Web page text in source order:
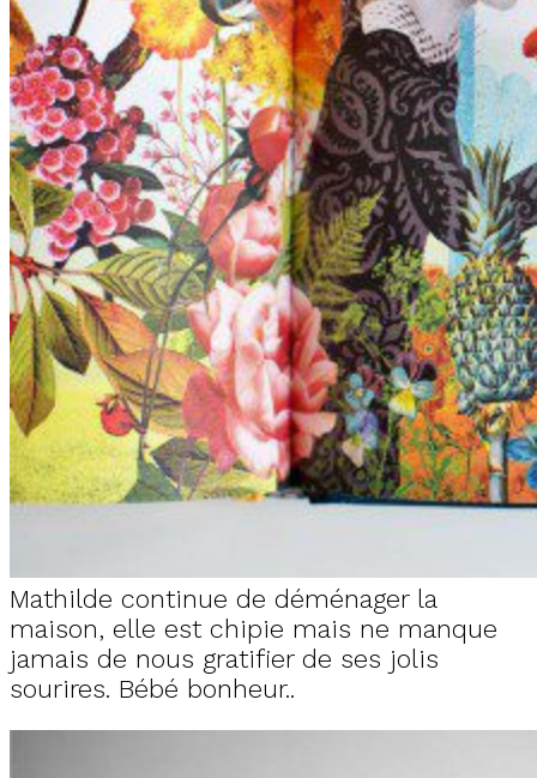
Mathilde continue de déménager la
maison, elle est chipie mais ne manque
jamais de nous gratifier de ses jolis
sourires. Bébé bonheur..